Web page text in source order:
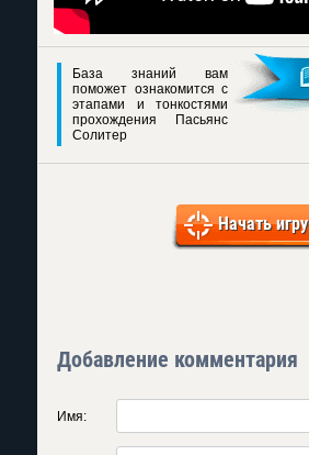
База знаний вам
поможет ознакомится с
этапами и тонкостями
прохождения Пасьянс
Солитер
Начать игру
Добавление комментария
Имя: